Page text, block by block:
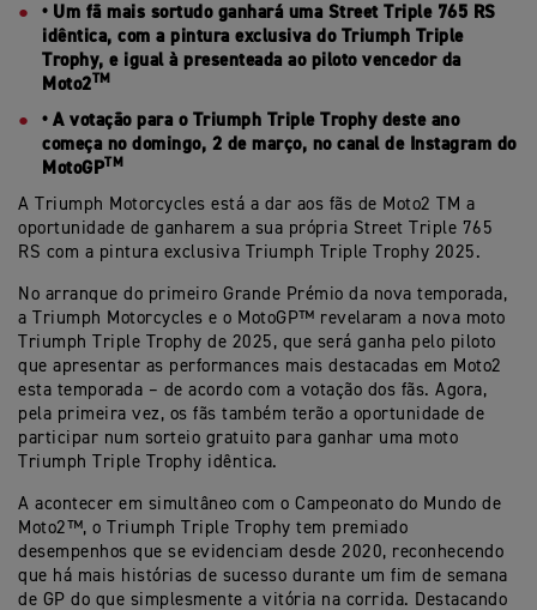
• Um fã mais sortudo ganhará uma Street Triple 765 RS
idêntica, com a pintura exclusiva do Triumph Triple
Trophy, e igual à presenteada ao piloto vencedor da
Moto2TM
• A votação para o Triumph Triple Trophy deste ano
começa no domingo, 2 de março, no canal de Instagram do
MotoGPTM
A Triumph Motorcycles está a dar aos fãs de Moto2 TM a
oportunidade de ganharem a sua própria Street Triple 765
RS com a pintura exclusiva Triumph Triple Trophy 2025.
No arranque do primeiro Grande Prémio da nova temporada,
a Triumph Motorcycles e o MotoGP™ revelaram a nova moto
Triumph Triple Trophy de 2025, que será ganha pelo piloto
que apresentar as performances mais destacadas em Moto2
esta temporada – de acordo com a votação dos fãs. Agora,
pela primeira vez, os fãs também terão a oportunidade de
participar num sorteio gratuito para ganhar uma moto
Triumph Triple Trophy idêntica.
A acontecer em simultâneo com o Campeonato do Mundo de
Moto2™, o Triumph Triple Trophy tem premiado
desempenhos que se evidenciam desde 2020, reconhecendo
que há mais histórias de sucesso durante um fim de semana
de GP do que simplesmente a vitória na corrida. Destacando